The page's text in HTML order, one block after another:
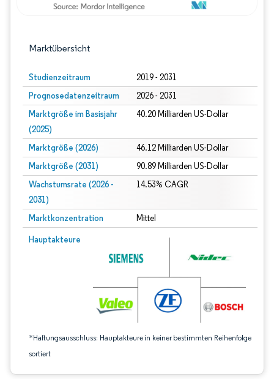
Marktübersicht
Studienzeitraum 2019 - 2031
Prognosedatenzeitraum 2026 - 2031
Marktgröße im Basisjahr
(2025)
40.20 Milliarden US-Dollar
Marktgröße (2026) 46.12 Milliarden US-Dollar
Marktgröße (2031) 90.89 Milliarden US-Dollar
Wachstumsrate (2026 -
2031)
14.53% CAGR
Marktkonzentration Mittel
Hauptakteure
*Haftungsausschluss: Hauptakteure in keiner bestimmten Reihenfolge
sortiert
Bild © Mordor Intelligence. Wiederverwendung erfordert Namensnennung